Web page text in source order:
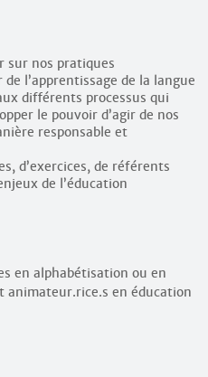
sur nos pratiques
l’apprentissage de la langue
différents processus qui
le pouvoir d’agir de nos
responsable et
d’exercices, de référents
de l’éducation
en alphabétisation ou en
animateur.rice.s en éducation